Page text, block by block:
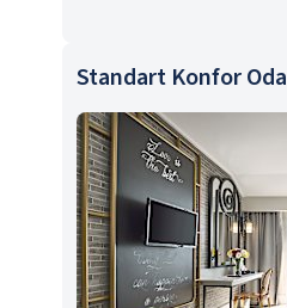
Standart Konfor Oda